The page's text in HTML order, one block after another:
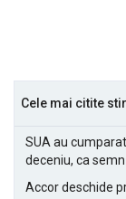
Cele mai citite
SUA au
deceniu, ca
Accor deschide